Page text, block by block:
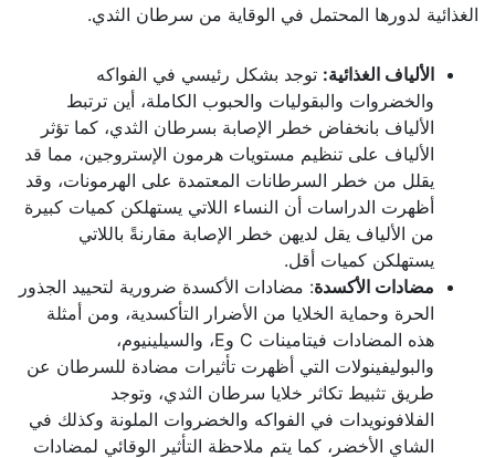
الغذائية لدورها المحتمل في الوقاية من سرطان الثدي.
الألياف الغذائية: توجد بشكل رئيسي في الفواكه
والخضروات والبقوليات والحبوب الكاملة، أين ترتبط
الألياف بانخفاض خطر الإصابة بسرطان الثدي، كما تؤثر
الألياف على تنظيم مستويات هرمون الإستروجين، مما قد
يقلل من خطر السرطانات المعتمدة على الهرمونات، وقد
أظهرت الدراسات أن النساء اللاتي يستهلكن كميات كبيرة
من الألياف يقل لديهن خطر الإصابة مقارنةً باللاتي
يستهلكن كميات أقل.
مضادات الأكسدة: مضادات الأكسدة ضرورية لتحييد الجذور
الحرة وحماية الخلايا من الأضرار التأكسدية، ومن أمثلة
هذه المضادات فيتامينات C وE، والسيلينيوم،
والبوليفينولات التي أظهرت تأثيرات مضادة للسرطان عن
طريق تثبيط تكاثر خلايا سرطان الثدي، وتوجد
الفلافونويدات في الفواكه والخضروات الملونة وكذلك في
الشاي الأخضر، كما يتم ملاحظة التأثير الوقائي لمضادات